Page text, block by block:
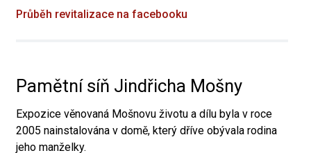
Průběh revitalizace na facebooku
Pamětní síň Jindřicha Mošny
Expozice věnovaná Mošnovu životu a dílu byla v roce
2005 nainstalována v domě, který dříve obývala rodina
jeho manželky.